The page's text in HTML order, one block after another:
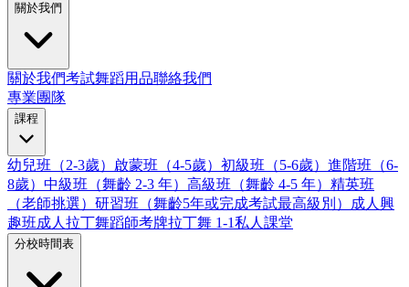
關於我們
關於我們考試舞蹈用品聯絡我們
專業團隊
課程
幼兒班（2-3歲） 啟蒙班（4-5歲） 初級班（5-6歲） 進階班（6-
8歲） 中級班（舞齡 2-3 年） 高級班（舞齡 4-5 年） 精英班
（老師挑選） 研習班（舞齡5年或完成考試最高級別）
成人興
趣班成人拉丁舞蹈師考牌拉丁舞 1-1私人課堂
分校時間表